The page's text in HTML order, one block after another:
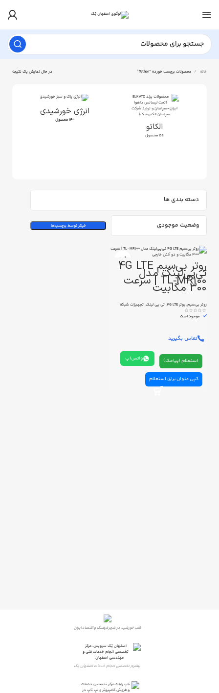
خانه محصولات برچسب خورده “Tether” در حال نمایش یک نتیجه
الکاتو
56 محصول
انرژی خورشیدی
140 محصول
دسته بندی ها
وضعیت موجودی فیلتر توسط برچسب‌ها
روتر بی‌سیم 4G LTEتی‌پی‌لینک مدل
TL‑MR100 | سرعت 300 مگابیت
روتر بی‌سیم,روتر 4G LTE ,تی پی لینک,تجهیزات شبکه
موجود است
تماس بگیرید
استعلام (پیامک) واتس‌اپ
کپی عنوان برای استعلام
قلب خورشید در شهر فرهنگ و اقتصاد ایران
پلتفرم تخصصی انجام خدمات اصفهان تِک